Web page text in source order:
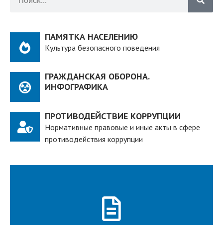
ПАМЯТКА НАСЕЛЕНИЮ
Культура безопасного поведения
ГРАЖДАНСКАЯ ОБОРОНА.
ИНФОГРАФИКА
ПРОТИВОДЕЙСТВИЕ КОРРУПЦИИ
Нормативные правовые и иные акты в сфере
противодействия коррупции
ПОДРОБНЕЕ